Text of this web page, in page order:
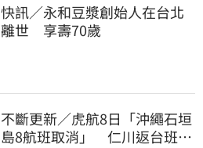
快訊／永和豆漿創始人在台北
離世 享壽70歲
不斷更新／虎航8日「沖繩石垣
島8航班取消」 仁川返台班機